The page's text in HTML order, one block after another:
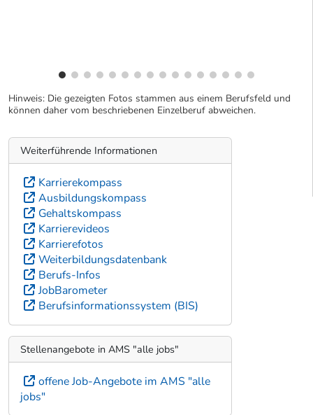
Hinweis: Die gezeigten Fotos stammen aus einem Berufsfeld und
können daher vom beschriebenen Einzelberuf abweichen.
Weiterführende Informationen
Karrierekompass
Ausbildungskompass
Gehaltskompass
Karrierevideos
Karrierefotos
Weiterbildungsdatenbank
Berufs-Infos
JobBarometer
Berufsinformationssystem (BIS)
Stellenangebote in AMS "alle jobs"
offene Job-Angebote im AMS "alle
jobs"